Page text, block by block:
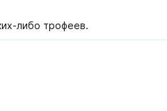
либо трофеев.